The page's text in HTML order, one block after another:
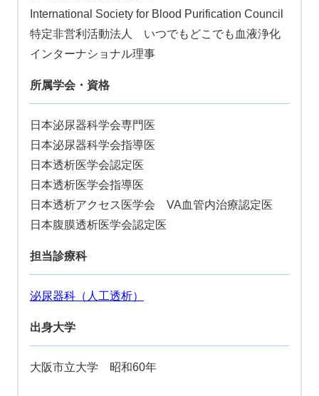
International Society for Blood Purification Council
特定非営利活動法人 いつでもどこでも血液浄化
インターナショナル理事
所属学会・資格
日本泌尿器科学会専門医
日本泌尿器科学会指導医
日本透析医学会認定医
日本透析医学会指導医
日本透析アクセス医学会 VA血管内治療認定医
日本腹膜透析医学会認定医
担当診療科
泌尿器科（人工透析）
出身大学
大阪市立大学 昭和60年